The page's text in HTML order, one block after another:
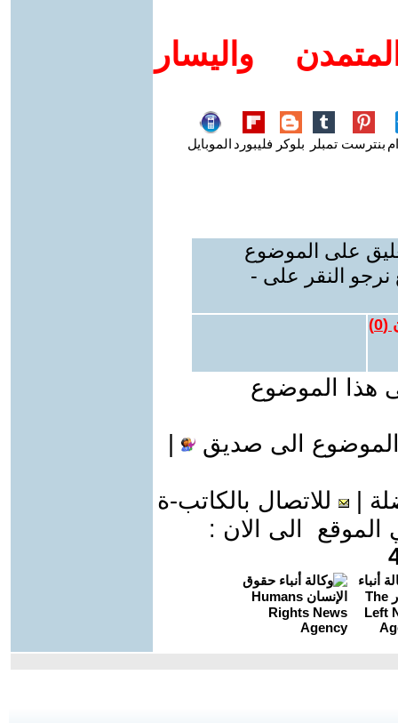
واليسار
بنترست تمبلر بلوكر فليبورد الموبايل
على الموضوع
نرجو النقر على -
(
0
)
هذا الموضوع
الى صديق
للاتصال بالكاتب-ة
الى الان :